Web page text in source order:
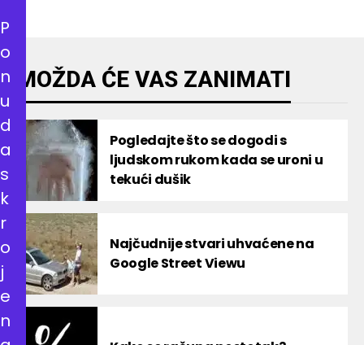
MOŽDA ĆE VAS ZANIMATI
Pogledajte što se dogodi s
ljudskom rukom kada se uroni u
tekući dušik
Najčudnije stvari uhvaćene na
Google Street Viewu
P
o
n
u
d
a
s
k
r
o
j
e
n